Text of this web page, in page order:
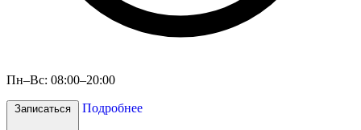
Пн–Вс: 08:00–20:00
Записаться Подробнее